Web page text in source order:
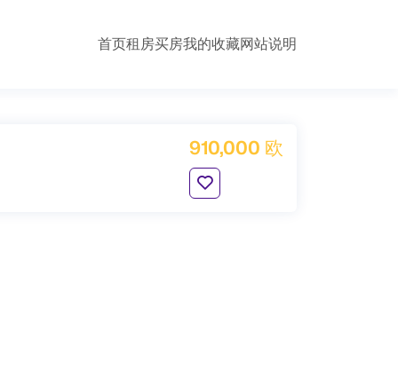
首页租房买房我的收藏网站说明
910,000 欧